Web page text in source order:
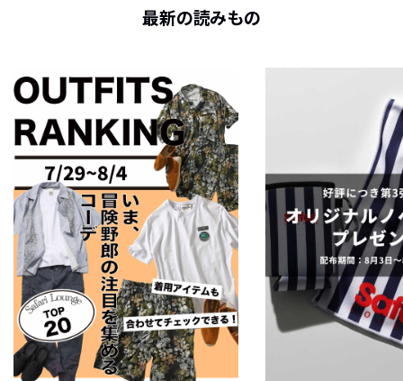
最新の読みもの